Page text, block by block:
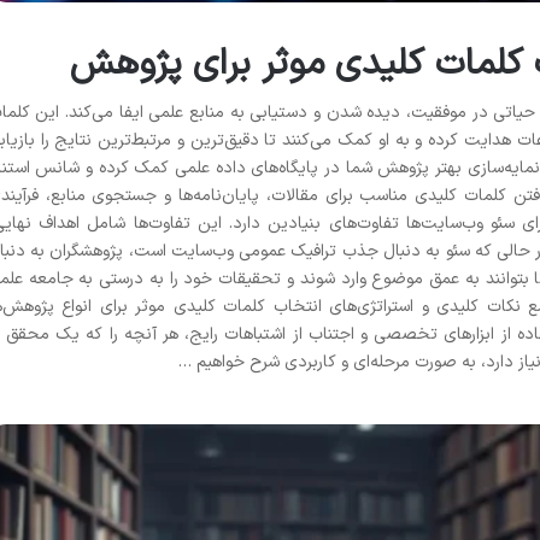
کلمات کلیدی موثر برای پژوهش
در موفقیت، دیده شدن و دستیابی به منابع علمی ایفا می‌کند. این
هدایت کرده و به او کمک می‌کنند تا دقیق‌ترین و مرتبط‌ترین نتایج را
بهتر پژوهش شما در پایگاه‌های داده علمی کمک کرده و شانس
کلمات کلیدی مناسب برای مقالات، پایان‌نامه‌ها و جستجوی منابع،
سئو وب‌سایت‌ها تفاوت‌های بنیادین دارد. این تفاوت‌ها شامل اهداف
که سئو به دنبال جذب ترافیک عمومی وب‌سایت است، پژوهشگران به
به عمق موضوع وارد شوند و تحقیقات خود را به درستی به جامعه
نکات کلیدی و استراتژی‌های انتخاب کلمات کلیدی موثر برای انواع
از ابزارهای تخصصی و اجتناب از اشتباهات رایج، هر آنچه را که یک محقق
دارد، به صورت مرحله‌ای و کاربردی شرح خواهیم …